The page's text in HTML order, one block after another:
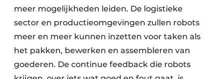
meer mogelijkheden leiden. De logistieke
sector en productieomgevingen zullen robots
meer en meer kunnen inzetten voor taken als
het pakken, bewerken en assembleren van
goederen. De continue feedback die robots